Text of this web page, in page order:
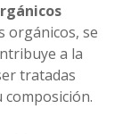
orgánicos, se
a la
tratadas